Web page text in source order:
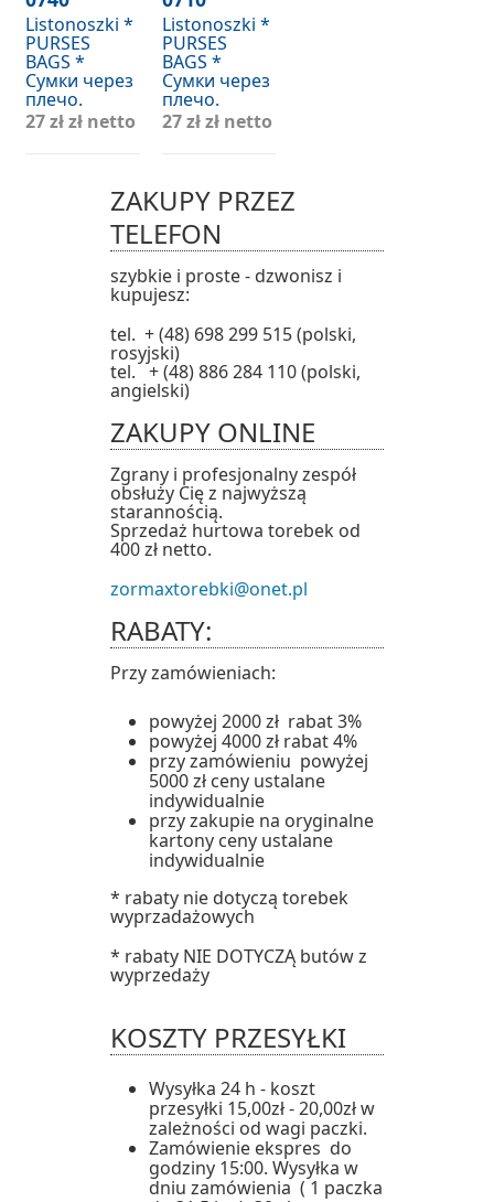
Listonoszki *
PURSES
BAGS *
Сумки через
плечо.
27 złzł netto
Listonoszki *
PURSES
BAGS *
Сумки через
плечо.
27 złzł netto
ZAKUPY PRZEZ
TELEFON
szybkie i proste - dzwonisz i
kupujesz:
tel. + (48) 698 299 515 (polski,
rosyjski)
tel. + (48) 886 284 110 (polski,
angielski)
ZAKUPY ONLINE
Zgrany i profesjonalny zespół
obsłuży Cię z najwyższą
starannością.
Sprzedaż hurtowa torebek od
400 zł netto.
zormaxtorebki@onet.pl
RABATY:
Przy zamówieniach:
powyżej 2000 zł rabat 3%
powyżej 4000 zł rabat 4%
przy zamówieniu powyżej
5000 zł ceny ustalane
indywidualnie
przy zakupie na oryginalne
kartony ceny ustalane
indywidualnie
* rabaty nie dotyczą torebek
wyprzadażowych
* rabaty NIE DOTYCZĄ butów z
wyprzedaży
KOSZTY PRZESYŁKI
Wysyłka 24 h - koszt
przesyłki 15,00zł - 20,00zł w
zależności od wagi paczki.
Zamówienie ekspres do
godziny 15:00. Wysyłka w
dniu zamówienia ( 1 paczka